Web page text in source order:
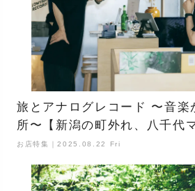
旅とアナログレコード 〜音楽
所〜【新潟の町外れ、八千代
お店特集｜2025.08.22 Fri